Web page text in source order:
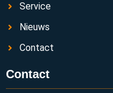
Service
Nieuws
Contact
Contact